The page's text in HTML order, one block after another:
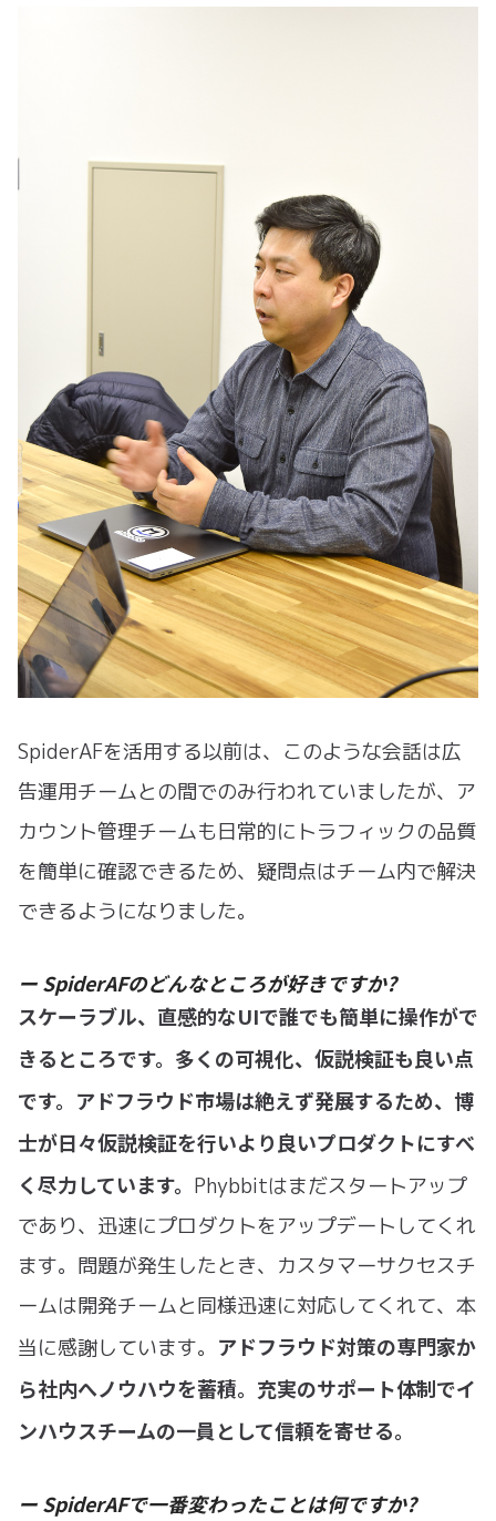
SpiderAFを活用する以前は、このような会話は広
告運用チームとの間でのみ行われていましたが、ア
カウント管理チームも日常的にトラフィックの品質
を簡単に確認できるため、疑問点はチーム内で解決
できるようになりました。
ー SpiderAFのどんなところが好きですか?
スケーラブル、直感的なUIで誰でも簡単に操作がで
きるところです。多くの可視化、仮説検証も良い点
です。アドフラウド市場は絶えず発展するため、博
士が日々仮説検証を行いより良いプロダクトにすべ
く尽力しています。 Phybbitはまだスタートアップ
であり、迅速にプロダクトをアップデートしてくれ
ます。問題が発生したとき、カスタマーサクセスチ
ームは開発チームと同様迅速に対応してくれて、本
当に感謝しています。 アドフラウド対策の専門家か
ら社内へノウハウを蓄積。充実のサポート体制でイ
ンハウスチームの一員として信頼を寄せる。
ー SpiderAFで一番変わったことは何ですか?